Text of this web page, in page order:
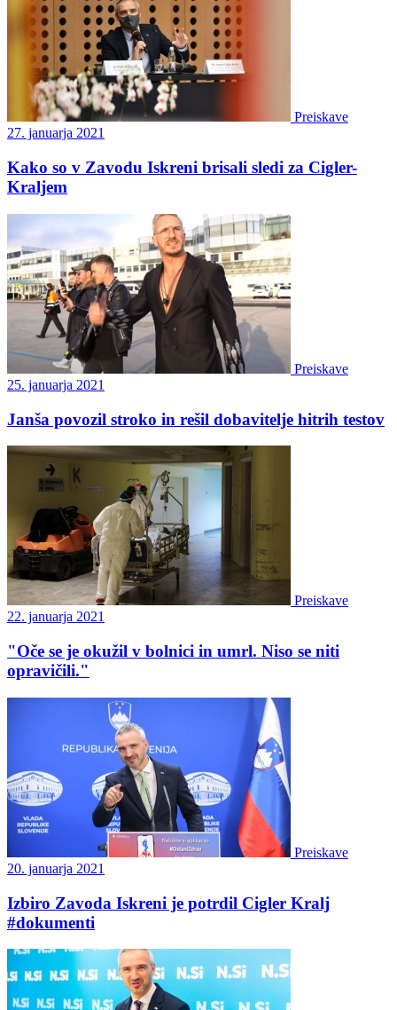
Preiskave
27. januarja 2021
Kako so v Zavodu Iskreni brisali sledi za Cigler-
Kraljem
Preiskave
25. januarja 2021
Janša povozil stroko in rešil dobavitelje hitrih testov
Preiskave
22. januarja 2021
"Oče se je okužil v bolnici in umrl. Niso se niti
opravičili."
Preiskave
20. januarja 2021
Izbiro Zavoda Iskreni je potrdil Cigler Kralj
#dokumenti